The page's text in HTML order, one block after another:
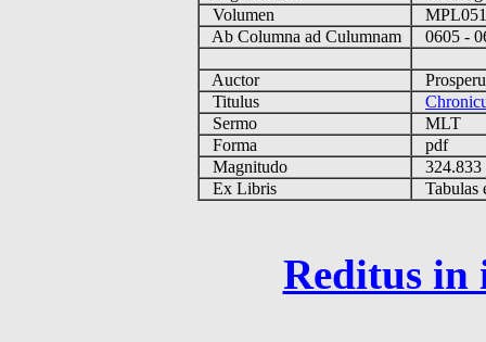
Volumen
Ab Columna ad Culumnam
0605 -
Auctor
Titulus
Sermo
MLT
Forma
pdf
Magnitudo
Ex Libris
Tabulas
Reditus in